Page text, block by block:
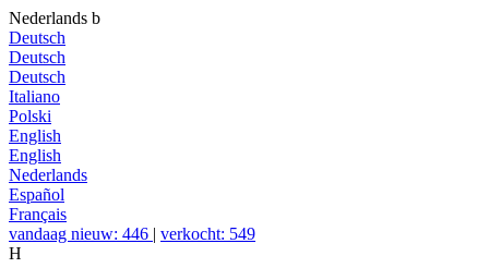
Nederlands b
Deutsch
Deutsch
Deutsch
Italiano
Polski
English
English
Nederlands
Español
Français
vandaag nieuw: 446 | verkocht: 549
H